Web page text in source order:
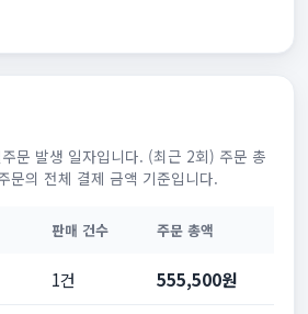
문 발생 일자입니다. (최근 2회) 주문 총
문의 전체 결제 금액 기준입니다.
판매 건수 주문 총액
1건 555,500원